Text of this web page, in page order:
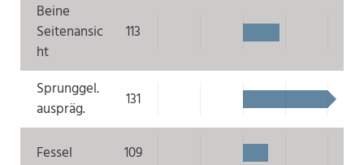
Beine
Seitenansic
ht
113
Sprunggel.
auspräg.
131
Fessel
109